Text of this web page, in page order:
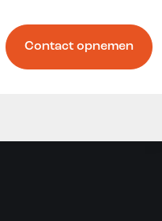
Contact opnemen